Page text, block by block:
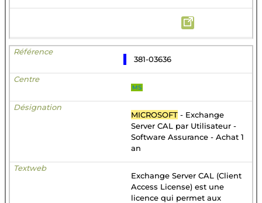
381-03636
MS
MICROSOFT - Exchange
Server CAL par Utilisateur -
Software Assurance - Achat 1
an
Exchange Server CAL (Client
Access License) est une
licence qui permet aux